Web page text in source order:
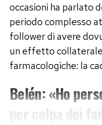
occasioni ha parlato
periodo complesso
follower di avere
un effetto
farmacologiche: la
Belén: «Ho
per colpa dei